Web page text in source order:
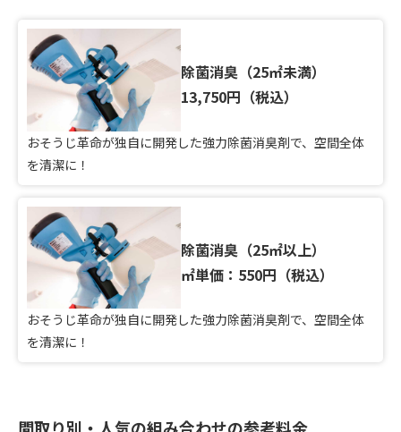
除菌消臭（25㎡未満）
13,750円（税込）
おそうじ革命が独自に開発した強力除菌消臭剤で、空間全体
を清潔に！
除菌消臭（25㎡以上）
㎡単価：550円（税込）
おそうじ革命が独自に開発した強力除菌消臭剤で、空間全体
を清潔に！